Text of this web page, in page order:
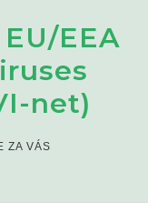
EEA
net)
ZA VÁS